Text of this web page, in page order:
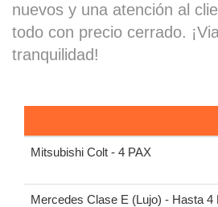
nuevos y una atención al
todo con precio cerrado.
tranquilidad!
Mitsubishi Colt - 4 PAX
Mercedes Clase E (Lujo) - Hasta 4